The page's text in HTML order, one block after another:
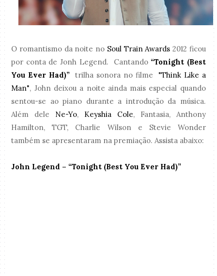
O romantismo da noite no Soul Train Awards 2012 ficou
por conta de Jonh Legend. Cantando “Tonight (Best
You Ever Had)”trilha sonora no filme "Think Like a
Man", John deixou a noite ainda mais especial quando
sentou-se ao piano durante a introdução da música.
Além dele Ne-Yo, Keyshia Cole, Fantasia, Anthony
Hamilton, TGT, Charlie Wilson e Stevie Wonder
também se apresentaram na premiação. Assista abaixo:
John Legend – “Tonight (Best You Ever Had)”